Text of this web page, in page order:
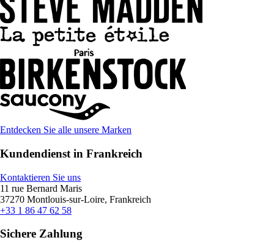
Entdecken Sie alle unsere Marken
Kundendienst in Frankreich
Kontaktieren Sie uns
11 rue Bernard Maris
37270 Montlouis-sur-Loire, Frankreich
+33 1 86 47 62 58
Sichere Zahlung